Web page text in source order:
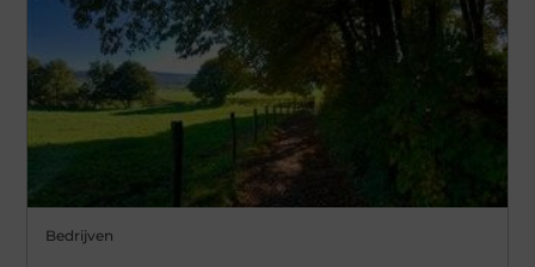
Bedrijven